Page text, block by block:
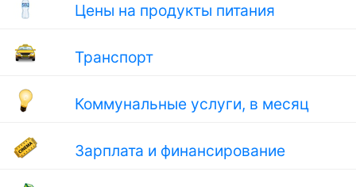
Цены на продукты питания
Транспорт
Коммунальные услуги, в месяц
Зарплата и финансирование